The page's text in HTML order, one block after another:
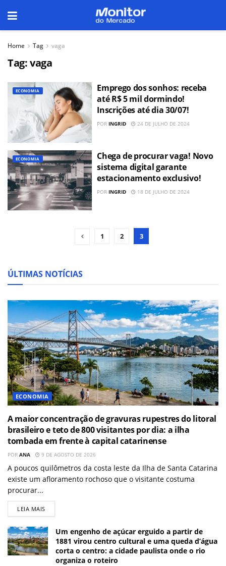
Home Tag vaga
Tag:vaga
ECONOMIA
Emprego dos sonhos: receba
até R$ 5 mil dormindo!
Inscrições até dia 30/07!
POR INGRID 24 DE JULHO DE 2024
ECONOMIA
Chega de procurar vaga! Novo
sistema digital garante
estacionamento exclusivo!
POR INGRID 18 DE JULHO DE 2024
1 2 3
ÚLTIMAS NOTÍCIAS
ECONOMIA
A maior concentração de gravuras rupestres do litoral
brasileiro e teto de 800 visitantes por dia: a ilha
tombada em frente à capital catarinense
POR ANA 9 DE AGOSTO DE 2026
A poucos quilômetros da costa leste da Ilha de Santa Catarina
existe um afloramento rochoso que o visitante costuma
procurar...
LEIA MAIS
Um engenho de açúcar erguido a partir de
1881 virou centro cultural e uma queda d’água
corta o centro: a cidade paulista onde o rio
organiza o roteiro